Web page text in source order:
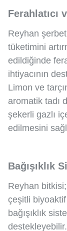
Reyhan
tüketimini
edildiğinde
ihtiyacının
Limon ve
aromatik tadı
şekerli gazlı
edilmesini
Bağışıklık
Reyhan
çeşitli
bağışıklık